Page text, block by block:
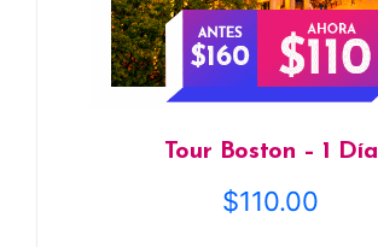
Tour Boston – 1 Día
$110.00